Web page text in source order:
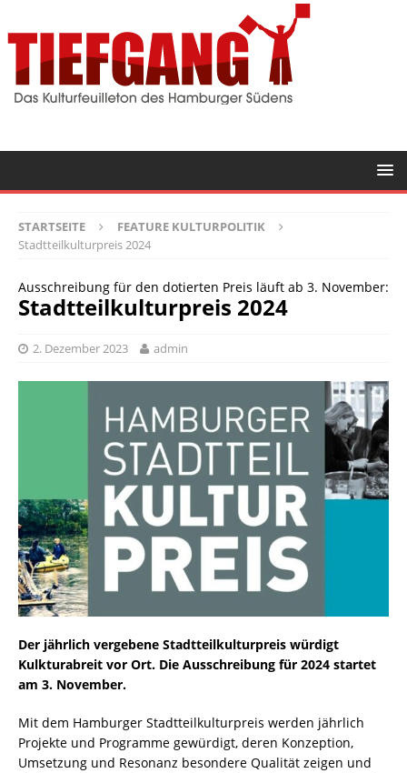
STARTSEITE
FEATURE KULTURPOLITIK
Stadtteilkulturpreis 2024
Ausschreibung für den dotierten Preis läuft ab 3. November:
Stadtteilkulturpreis 2024
2. Dezember 2023 admin
Der jährlich vergebene Stadtteilkulturpreis würdigt
Kulkturabreit vor Ort. Die Ausschreibung für 2024 startet
am 3. November.
Mit dem Hamburger Stadtteilkulturpreis werden jährlich
Projekte und Programme gewürdigt, deren Konzeption,
Umsetzung und Resonanz besondere Qualität zeigen und